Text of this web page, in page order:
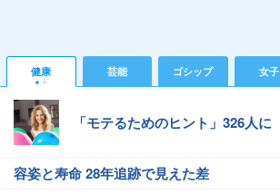
健康 芸能 ゴシップ 女子
「モテるためのヒント」326人に
容姿と寿命 28年追跡で見えた差